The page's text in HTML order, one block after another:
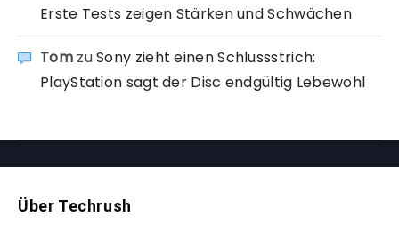
Erste Tests zeigen Stärken und Schwächen
TomzuSony zieht einen Schlussstrich:
PlayStation sagt der Disc endgültig Lebewohl
Über Techrush